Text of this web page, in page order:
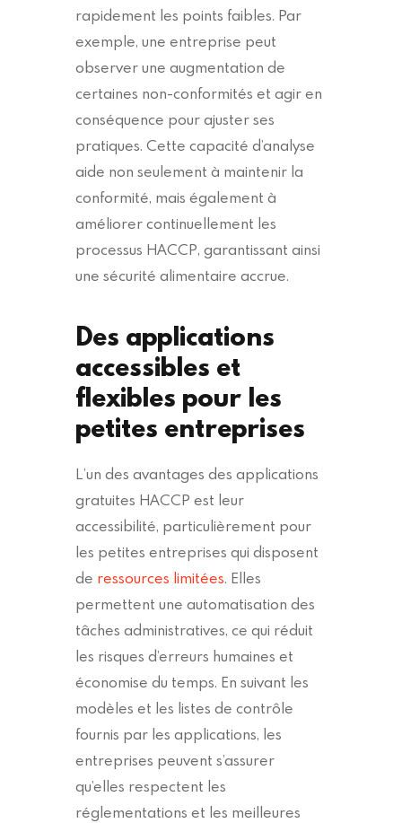
rapidement les points faibles. Par
exemple, une entreprise peut
observer une augmentation de
certaines non-conformités et agir en
conséquence pour ajuster ses
pratiques. Cette capacité d’analyse
aide non seulement à maintenir la
conformité, mais également à
améliorer continuellement les
processus HACCP, garantissant ainsi
une sécurité alimentaire accrue.
Des applications
accessibles et
flexibles pour les
petites entreprises
L’un des avantages des applications
gratuites HACCP est leur
accessibilité, particulièrement pour
les petites entreprises qui disposent
de ressources limitées. Elles
permettent une automatisation des
tâches administratives, ce qui réduit
les risques d’erreurs humaines et
économise du temps. En suivant les
modèles et les listes de contrôle
fournis par les applications, les
entreprises peuvent s’assurer
qu’elles respectent les
réglementations et les meilleures